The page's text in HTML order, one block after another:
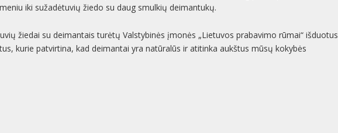
iki sužadėtuvių žiedo su daug smulkių deimantukų.
žiedai su deimantais turėtų Valstybinės įmonės „Lietuvos prabavimo rūmai“ išduotus
kurie patvirtina, kad deimantai yra natūralūs ir atitinka aukštus mūsų kokybės